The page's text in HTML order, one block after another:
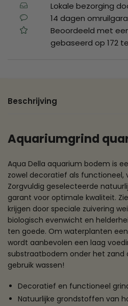
Lokale bezorging
14 dagen
Beoordeeld met
gebaseerd op 172
Beschrijving
Aquariumgrind
Aqua Della aquarium bodem is
zowel decoratief als functioneel,
Zorgvuldig geselecteerde
garant voor optimale kwaliteit.
krijgen door speciale zuivering
biologisch evenwicht en
ten goede. Om waterplanten
wordt aanbevolen een laag
substraatbodem onder het zand
gebruik wassen!
Decoratief en functioneel
Natuurlijke grondstoffen van